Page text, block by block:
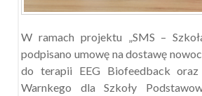
W ramach projektu „SMS –
podpisano umowę na dostawę
do terapii EEG Biofeedback
Warnkego dla Szkoły